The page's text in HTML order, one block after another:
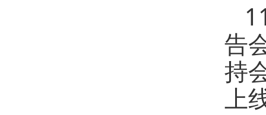
告
持
上